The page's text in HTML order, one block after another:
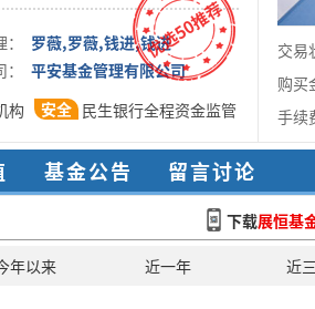
罗薇,罗薇,钱进,钱进
平安基金管理有限公司
构 安全 民生银行全程资金监管
交易
购买
手续
基金公告 留言讨论
下载展恒基
年以来 近一年 近